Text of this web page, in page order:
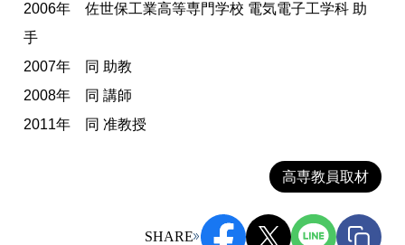
2006年 佐世保工業高等専門学校 電気電子工学科 助
手
2007年 同 助教
2008年 同 講師
2011年 同 准教授
高専教員取材
SHARE